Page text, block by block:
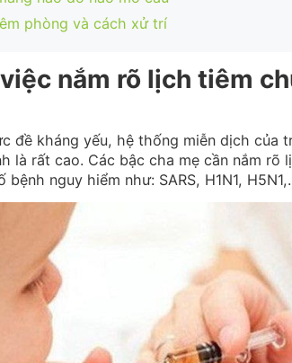
phòng và cách xử trí
nắm rõ lịch tiêm
đề kháng yếu, hệ thống miễn dịch của
là rất cao. Các bậc cha mẹ cần nắm
nguy hiểm như: SARS, H1N1,